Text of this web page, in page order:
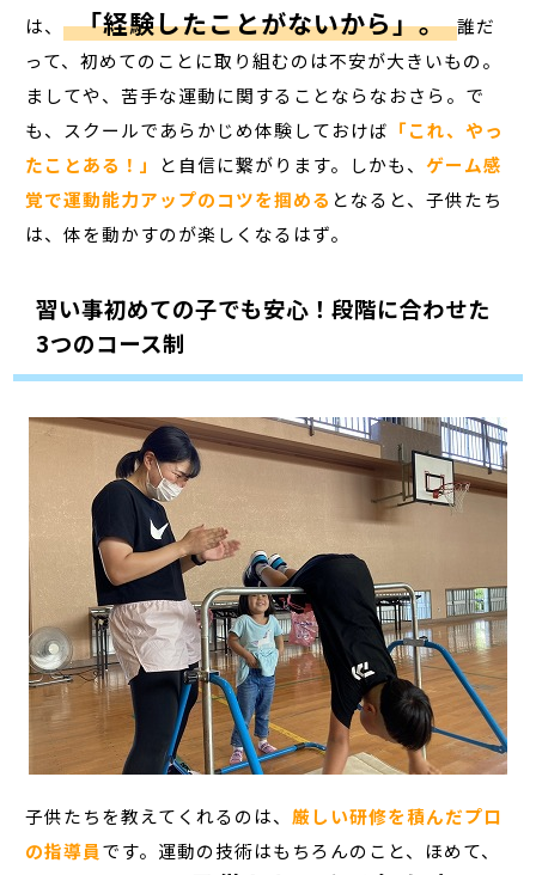
は、 「経験したことがないから」。 誰だ
って、初めてのことに取り組むのは不安が大きいもの。
ましてや、苦手な運動に関することならなおさら。で
も、スクールであらかじめ体験しておけば 「これ、やっ
たことある！」
と自信に繋がります。しかも、ゲーム感
覚で運動能力アップのコツを掴める となると、子供たち
は、体を動かすのが楽しくなるはず。
習い事初めての子でも安心！段階に合わせた
3つのコース制
子供たちを教えてくれるのは、厳しい研修を積んだプロ
の指導員です。運動の技術はもちろんのこと、ほめて、